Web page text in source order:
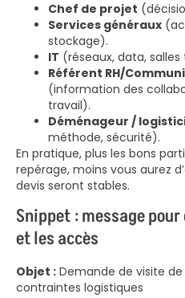
Chef de projet
Services généraux
stockage).
IT (réseaux, data, salles
Référent RH/
(information des
travail).
Déménageur /
méthode, sécurité).
En pratique, plus les bons
repérage, moins vous aurez
devis seront stables.
Snippet : message
et les accès
Objet : Demande de visite
contraintes logistiques